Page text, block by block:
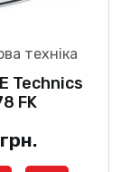
техніка
Technics
FK
грн.